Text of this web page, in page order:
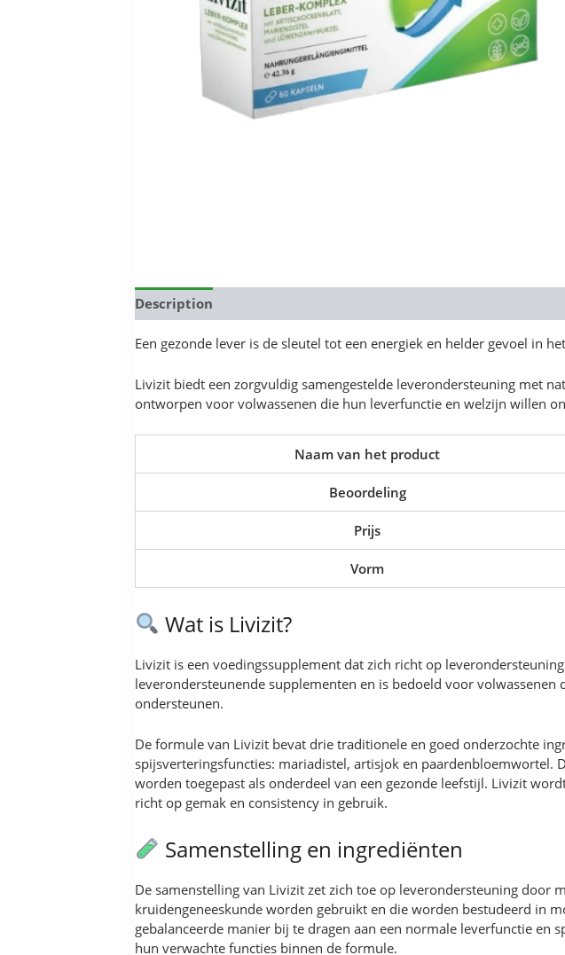
Description
Een gezonde lever is de sleutel tot een energiek en helder gevoel in
Livizit biedt een zorgvuldig samengestelde leverondersteuning met
ontworpen voor volwassenen die hun leverfunctie en welzijn willen
Naam van het product
Beoordeling
Prijs
Vorm
Wat is Livizit?
Livizit is een voedingssupplement dat zich richt op
leverondersteunende supplementen en is bedoeld voor
ondersteunen.
De formule van Livizit bevat drie traditionele en goed onderzochte
spijsverteringsfuncties: mariadistel, artisjok en paardenbloemwortel.
worden toegepast als onderdeel van een gezonde leefstijl. Livizit
richt op gemak en consistency in gebruik.
Samenstelling en ingrediënten
De samenstelling van Livizit zet zich toe op leverondersteuning
kruidengeneeskunde worden gebruikt en die worden bestudeerd in
gebalanceerde manier bij te dragen aan een normale leverfunctie
hun verwachte functies binnen de formule.